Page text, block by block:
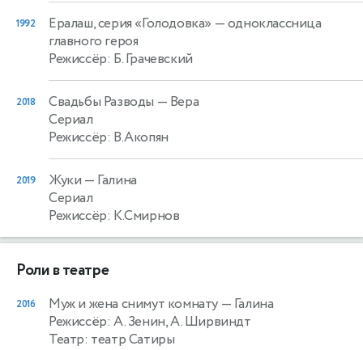
1992 Ералаш, серия «Голодовка» — одноклассница
главного героя
Режиссёр: Б. Грачевский
2018 Свадьбы Разводы — Вера
Сериал
Режиссёр: В.Акопян
2019 Жуки — Галина
Сериал
Режиссёр: К.Смирнов
Роли в театре
2016 Муж и жена снимут комнату — Галина
Режиссёр: А. Зенин, А. Ширвиндт
Театр: театр Сатиры